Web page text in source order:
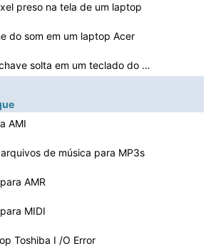
preso na tela de um laptop
do som em um laptop Acer
Como consertar uma chave solta em um teclado do portát…
danificados pela água
Como corrigir uma tela em branco em um laptop gateway M…
AMI
de música para MP3s
AMR
MIDI
Toshiba I /O Error